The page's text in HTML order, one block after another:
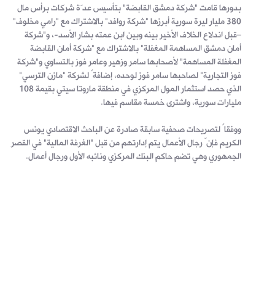
بدورها قامت "شركة دمشق القابضة" بتأسيس عدّة شركات برأس مال
380 مليار ليرة سورية أبرزها "شركة روافد" بالاشتراك مع "رامي مخلوف"
–قبل اندلاع الخلاف الأخير بينه وبين ابن عمته بشار الأسد-، و"شركة
أمان دمشق المساهمة المغفلة" بالاشتراك مع "شركة أمان القابضة
المغفلة المساهمة" لأصحابها سامر وزهير وعامر فوز بالتساوي و"شركة
فوز التجارية" لصاحبها سامر فوز لوحده، إضافةً لشركة "مازن الترسي"
الذي حصد استثمار المول المركزي في منطقة ماروتا سيتي بقيمة 108
مليارات سورية، واشترى خمسة مقاسم فيها.
ووفقاً لتصريحات صحفية سابقة صادرة عن الباحث الاقتصادي يونس
الكريم فإنّ رجال الأعمال يتم إدارتهم من قبل "الغرفة المالية" في القصر
الجمهوري وهي تضم حاكم البنك المركزي ونائبه الأول ورجال أعمال.